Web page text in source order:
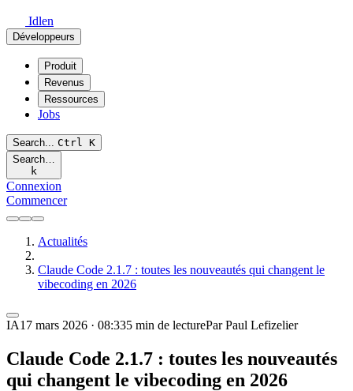
Idlen
Développeurs
Produit
Revenus
Ressources
Jobs
Search... Ctrl K
Search…
k
Connexion
Commencer
Actualités
Claude Code 2.1.7 : toutes les nouveautés qui changent le
vibecoding en 2026
IA17 mars 2026 · 08:335 min de lecturePar Paul Lefizelier
Claude Code 2.1.7 : toutes les nouveautés
qui changent le vibecoding en 2026